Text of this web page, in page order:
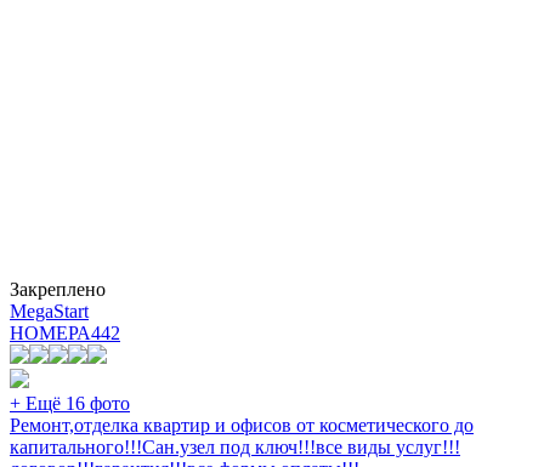
Закреплено
MegaStart
НОМЕРА442
+ Ещё 16 фото
Ремонт,отделка квартир и офисов от косметического до
капитального!!!Сан.узел под ключ!!!все виды услуг!!!